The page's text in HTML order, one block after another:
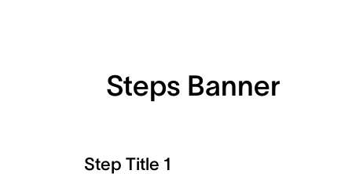
Steps Banner
Step Title 1